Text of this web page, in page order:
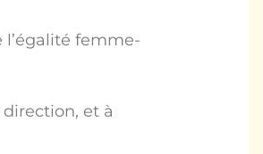
l’égalité femme-
et à